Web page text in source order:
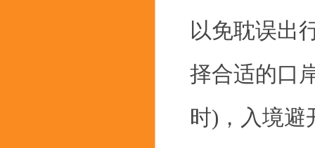
以免耽误出
择合适的口
时)，入境避